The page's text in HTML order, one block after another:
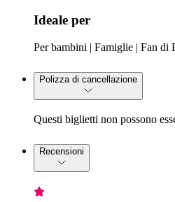
Ideale per
Per bambini | Famiglie | Fan di
Polizza di cancellazione
Questi biglietti non possono
Recensioni